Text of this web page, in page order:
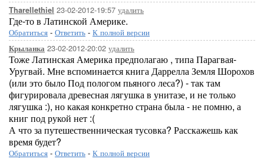
Tharellethiel 23-02-2012-19:57 удалить
Где-то в Латинской Америке.
Обратиться - Ответить - К полной версии
Крыланка 23-02-2012-20:02 удалить
Тоже Латинская Америка предполагаю , типа Парагвая-
Уругвай. Мне вспоминается книга Даррелла Земля Шорохов
(или это было Под пологом пьяного леса?) - так там
фигурировала древесная лягушка в унитазе, и не только
лягушка :), но какая конкретно страна была - не помню, а
книг под рукой нет :(
А что за путешественническая тусовка? Расскажешь как
время будет?
Обратиться - Ответить - К полной версии